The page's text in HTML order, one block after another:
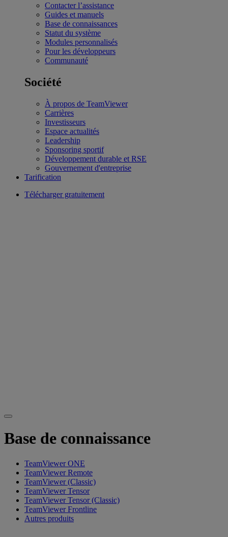
Contacter l’assistance
Guides et manuels
Base de connaissances
Statut du système
Modules personnalisés
Pour les développeurs
Communauté
Société
À propos de TeamViewer
Carrières
Investisseurs
Espace actualités
Leadership
Sponsoring sportif
Développement durable et RSE
Gouvernement d'entreprise
Tarification
Télécharger gratuitement
Base de connaissance
TeamViewer ONE
TeamViewer Remote
TeamViewer (Classic)
TeamViewer Tensor
TeamViewer Tensor (Classic)
TeamViewer Frontline
Autres produits